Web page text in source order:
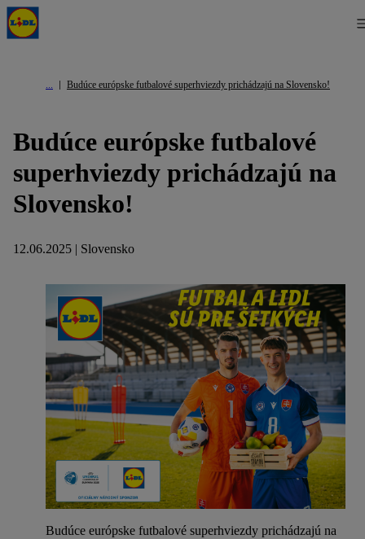
Budúce európske futbalové superhviezdy prichádzajú na Slovensko!
Budúce európske futbalové
superhviezdy prichádzajú na
Slovensko!
12.06.2025 | Slovensko
Budúce európske futbalové superhviezdy prichádzajú na